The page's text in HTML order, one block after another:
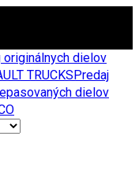
originálnych dielov
TRUCKSPredaj
dielov